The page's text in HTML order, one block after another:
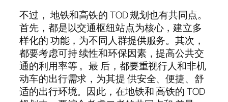
不过， 地铁和高铁的 TOD 规划也有共同点。
首先，都是以交通枢纽站点为核心，建立多
样化的 功能，为不同人群提供服务。其次，
都要考虑可持 续性和环保因素，提高公共交
通的利用率等 。最 后，都要重视行人和非机
动车的出行需求，为其提 供安全、便捷、舒
适的出行环境。因此，在地铁和 高铁的 TOD